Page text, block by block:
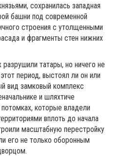
сохранилась западная
башни под современной
строения с утолщенными
и фрагменты стен нижних
татары, но ничего не
период, выстоял ли он или
вид замковый комплекс
и шляхтиче
которые владели
вплоть до начала
масштабную перестройку
его не только оборонным